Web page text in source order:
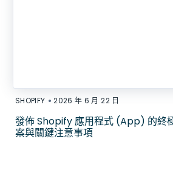
SHOPIFY • 2026 年 6 月 22 日
發佈 Shopify 應用程式 (App) 的終
案與關鍵注意事項